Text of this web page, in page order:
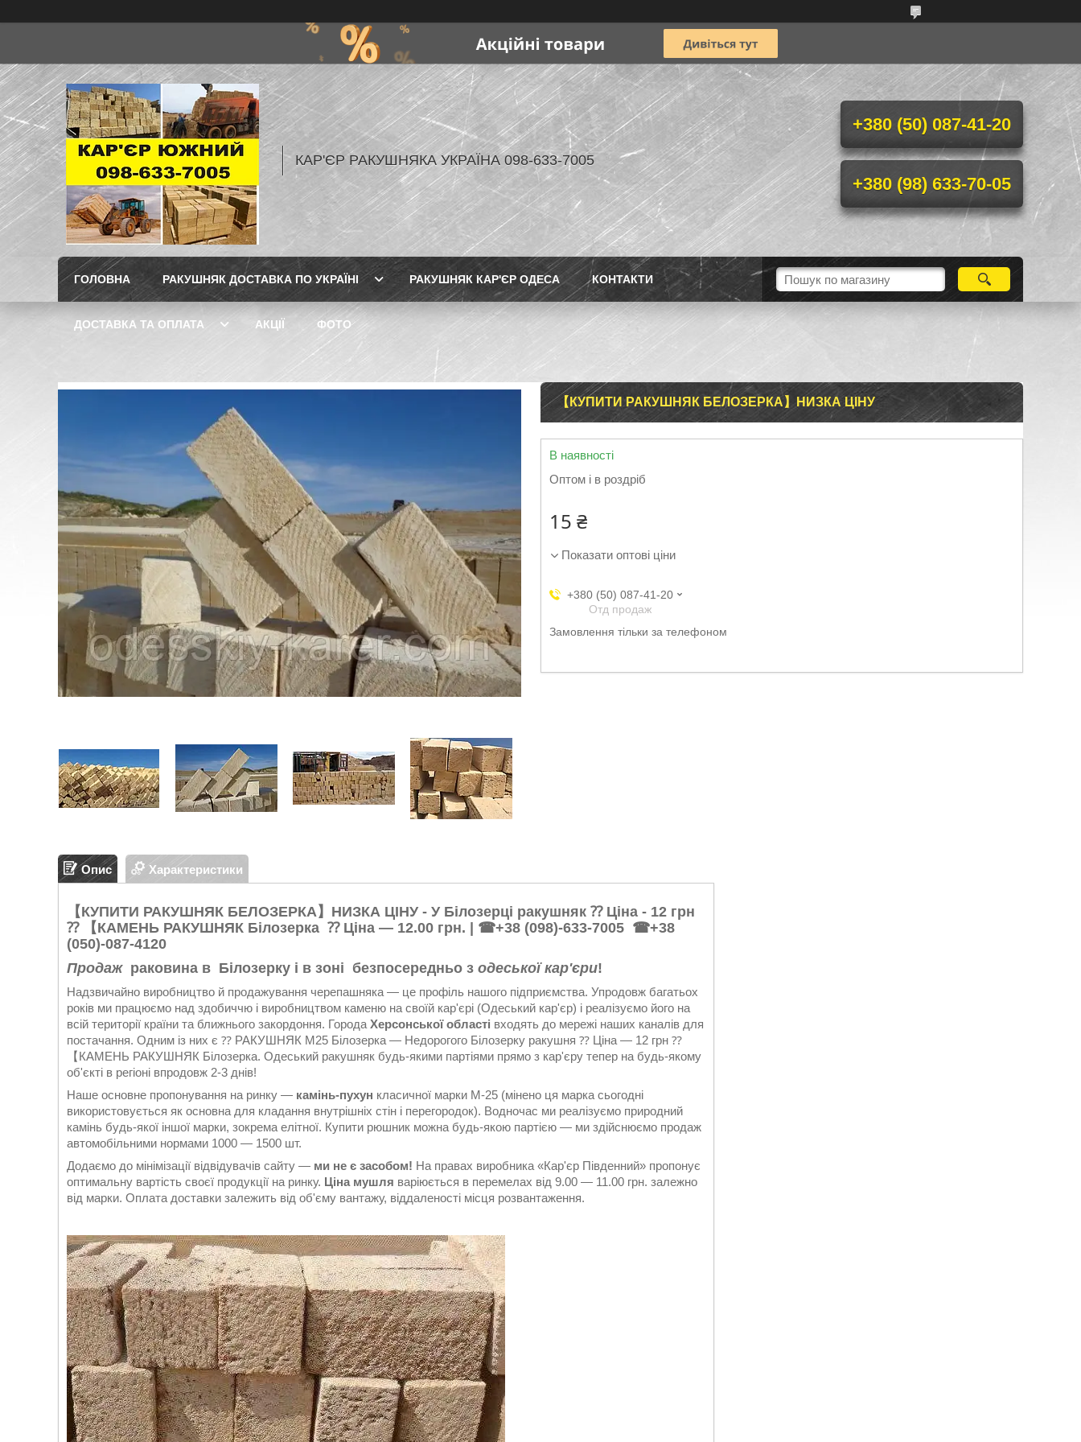
КАР'ЄР РАКУШНЯКА УКРАЇНА 098-633-7005
+380 (50) 087-41-20
+380 (98) 633-70-05
ГОЛОВНА РАКУШНЯК ДОСТАВКА ПО УКРАЇНІ РАКУШНЯК КАР'ЄР ОДЕСА КОНТАКТИ
ДОСТАВКА ТА ОПЛАТА АКЦІЇ ФОТО
【КУПИТИ РАКУШНЯК БЕЛОЗЕРКА】НИЗКА ЦІНУ
В наявності
Оптом і в роздріб
15 ₴
Показати оптові ціни
+380 (50) 087-41-20
Отд продаж
Замовлення тільки за телефоном
Опис Характеристики
【КУПИТИ РАКУШНЯК БЕЛОЗЕРКА】НИЗКА ЦІНУ - У Білозерці ракушняк ⁇ Ціна - 12 грн
⁇ 【КАМЕНЬ РАКУШНЯК Білозерка ⁇ Ціна — 12.00 грн. | ☎+38 (098)-633-7005 ☎+38
(050)-087-4120
Продажраковина в Білозерку і в зоні безпосередньо з одеської кар'єри!
Надзвичайно виробництво й продажування черепашняка — це профіль нашого підприємства. Упродовж багатьох
років ми працюємо над здобиччю і виробництвом каменю на своїй кар'єрі (Одеський кар'єр) і реалізуємо його на
всій території країни та ближнього закордоння. Города Херсонської області входять до мережі наших каналів для
постачання. Одним із них є ⁇ РАКУШНЯК М25 Білозерка — Недорогого Білозерку ракушня ⁇ Ціна — 12 грн ⁇
【КАМЕНЬ РАКУШНЯК Білозерка. Одеський ракушняк будь-якими партіями прямо з кар'єру тепер на будь-якому
об'єкті в регіоні впродовж 2-3 днів!
Наше основне пропонування на ринку — камінь-пухун класичної марки М-25 (мінено ця марка сьогодні
використовується як основна для кладання внутрішніх стін і перегородок). Водночас ми реалізуємо природний
камінь будь-якої іншої марки, зокрема елітної. Купити рюшник можна будь-якою партією — ми здійснюємо продаж
автомобільними нормами 1000 — 1500 шт.
Додаємо до мінімізації відвідувачів сайту — ми не є засобом! На правах виробника «Кар'єр Південний» пропонує
оптимальну вартість своєї продукції на ринку. Ціна мушля варіюється в перемелах від 9.00 — 11.00 грн. залежно
від марки. Оплата доставки залежить від об'єму вантажу, віддаленості місця розвантаження.